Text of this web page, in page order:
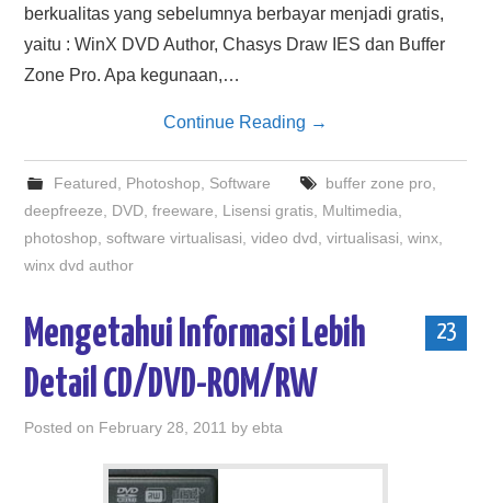
berkualitas yang sebelumnya berbayar menjadi gratis,
yaitu : WinX DVD Author, Chasys Draw IES dan Buffer
Zone Pro. Apa kegunaan,…
Continue Reading →
Featured Photoshop Software buffer zone pro
deepfreeze
DVD ,freeware Lisensi gratis Multimedia
photoshop ,software virtualisasi ,video dvd ,virtualisasi ,winx
winx dvd author
23
Mengetahui Informasi Lebih
Detail CD/DVD-ROM/RW
Posted on February 28, 2011 byebta